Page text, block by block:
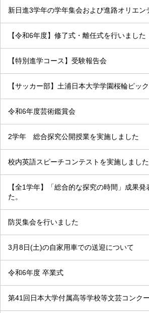
新日進3学年の学年集会および進路オリエン
【令和6年度】修了式・離任式を行いました
【特別進学コース】受験報告会
【サッカー部】土浦日本大学学園桜輪ピック
令和6年度芸術鑑賞会
2学年 総合探究公開授業を実施しました
校内英語スピーチコンテストを実施しました
【全1学年】「総合的な探究の時間」成果発
た。
防災集会を行いました
3月8日(土)の自家用車での送迎について
令和6年度 卒業式
第41回日本大学付属高等学校等文芸コンク